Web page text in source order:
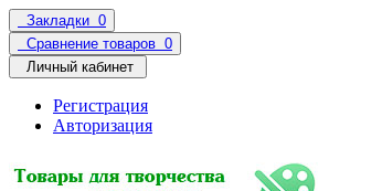
Закладки 0
Сравнение товаров 0
Личный кабинет
Регистрация
Авторизация